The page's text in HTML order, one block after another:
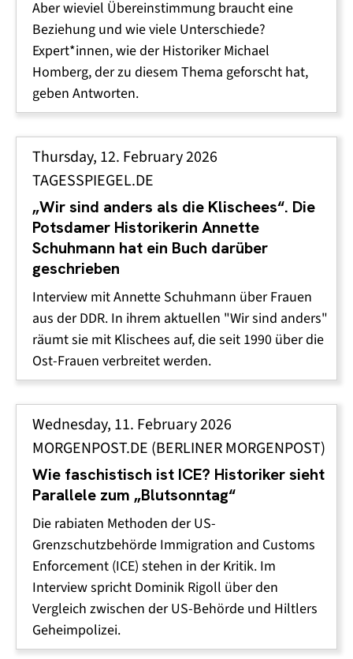
Aber wieviel Übereinstimmung braucht eine
Beziehung und wie viele Unterschiede?
Expert*innen, wie der Historiker Michael
Homberg, der zu diesem Thema geforscht hat,
geben Antworten.
Thursday, 12. February 2026
TAGESSPIEGEL.DE
„Wir sind anders als die Klischees“. Die
Potsdamer Historikerin Annette
Schuhmann hat ein Buch darüber
geschrieben
Interview mit Annette Schuhmann über Frauen
aus der DDR. In ihrem aktuellen "Wir sind anders"
räumt sie mit Klischees auf, die seit 1990 über die
Ost-Frauen verbreitet werden.
Wednesday, 11. February 2026
MORGENPOST.DE (BERLINER MORGENPOST)
Wie faschistisch ist ICE? Historiker sieht
Parallele zum „Blutsonntag“
Die rabiaten Methoden der US-
Grenzschutzbehörde Immigration and Customs
Enforcement (ICE) stehen in der Kritik. Im
Interview spricht Dominik Rigoll über den
Vergleich zwischen der US-Behörde und Hiltlers
Geheimpolizei.